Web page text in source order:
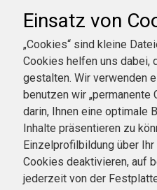
Einsatz von
„Cookies“ sind kleine
Cookies helfen uns dabei,
gestalten. Wir verwenden
benutzen wir
darin, Ihnen eine optimale
Inhalte präsentieren zu
Einzelprofilbildung über
Cookies deaktivieren, auf
jederzeit von der